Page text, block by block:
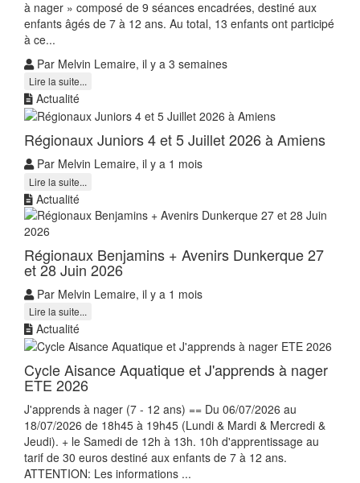
à nager » composé de 9 séances encadrées, destiné aux
enfants âgés de 7 à 12 ans. Au total, 13 enfants ont participé
à ce...
Par Melvin Lemaire, il y a 3 semaines
Lire la suite...
Actualité
Régionaux Juniors 4 et 5 Juillet 2026 à Amiens
Par Melvin Lemaire, il y a 1 mois
Lire la suite...
Actualité
Régionaux Benjamins + Avenirs Dunkerque 27
et 28 Juin 2026
Par Melvin Lemaire, il y a 1 mois
Lire la suite...
Actualité
Cycle Aisance Aquatique et J'apprends à nager
ETE 2026
J'apprends à nager (7 - 12 ans) == Du 06/07/2026 au
18/07/2026 de 18h45 à 19h45 (Lundi & Mardi & Mercredi &
Jeudi). + le Samedi de 12h à 13h. 10h d'apprentissage au
tarif de 30 euros destiné aux enfants de 7 à 12 ans.
ATTENTION: Les informations ...